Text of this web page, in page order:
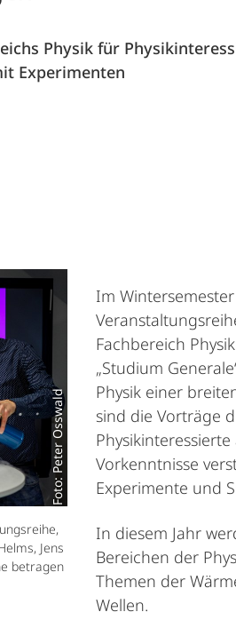
Physik für
Experimenten
Foto: Peter Osswald
Jens
betragen
Im
Fachbereich
„Studium
Physik einer
sind die Vorträge
Vorkenntnisse
Experimente und
In diesem Jahr
Bereichen der
Themen der
Wellen.